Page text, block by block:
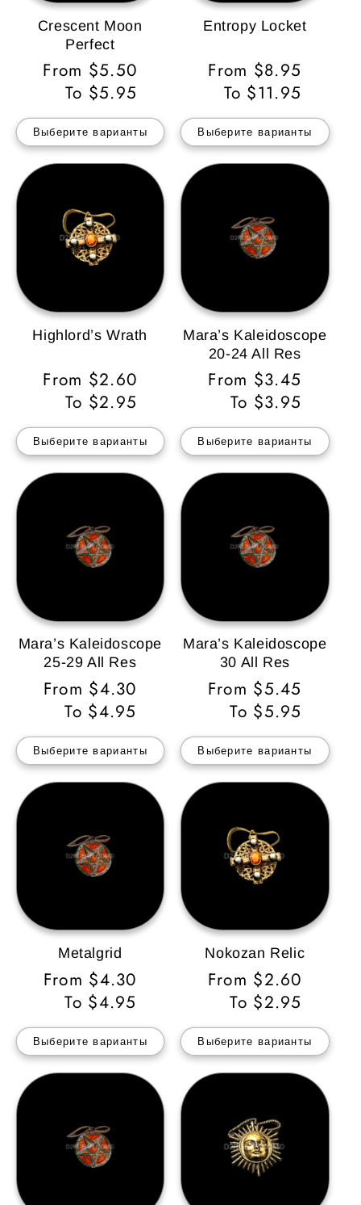
Crescent Moon
Perfect
Обычная
цена
From $5.50
To $5.95
Выберите варианты
Entropy Locket
Обычная
цена
From $8.95
To $11.95
Выберите варианты
Highlord’s Wrath
Обычная
цена
From $2.60
To $2.95
Выберите варианты
Mara’s Kaleidoscope
20-24 All Res
Обычная
цена
From $3.45
To $3.95
Выберите варианты
Mara’s Kaleidoscope
25-29 All Res
Обычная
цена
From $4.30
To $4.95
Выберите варианты
Mara’s Kaleidoscope
30 All Res
Обычная
цена
From $5.45
To $5.95
Выберите варианты
Metalgrid
Обычная
цена
From $4.30
To $4.95
Выберите варианты
Nokozan Relic
Обычная
цена
From $2.60
To $2.95
Выберите варианты